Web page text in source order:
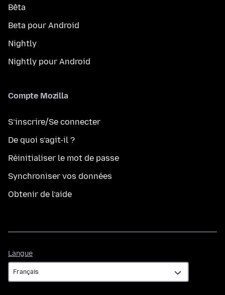
Bêta
Beta pour Android
Nightly
Nightly pour Android
Compte Mozilla
S’inscrire/Se connecter
De quoi s’agit-il ?
Réinitialiser le mot de passe
Synchroniser vos données
Obtenir de l’aide
Langue